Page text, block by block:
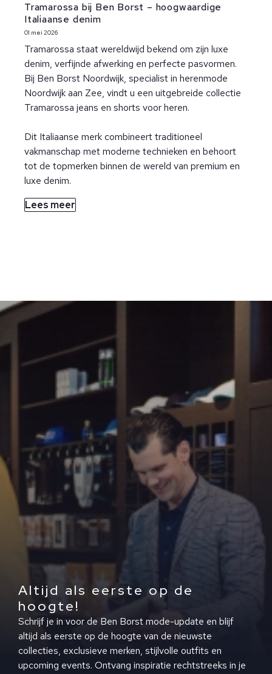
Tramarossa bij Ben Borst – hoogwaardige
Italiaanse denim
01 mei 2026
Tramarossa staat wereldwijd bekend om zijn luxe
denim, verfijnde afwerking en perfecte pasvormen.
Bij Ben Borst Noordwijk, specialist in herenmode
Noordwijk aan Zee, vindt u een uitgebreide collectie
Tramarossa jeans en shorts voor heren.
Dit Italiaanse merk combineert traditioneel
vakmanschap met moderne technieken en behoort
tot de topmerken binnen de wereld van premium en
luxe denim.
Lees meer
Altijd als eerste op de
hoogte!
Schrijf je in voor de Ben Borst mode-update en blijf
altijd als eerste op de hoogte van de nieuwste
collecties, exclusieve merken, stijlvolle outfits en
upcoming events. Ontvang inspiratie rechtstreeks in je